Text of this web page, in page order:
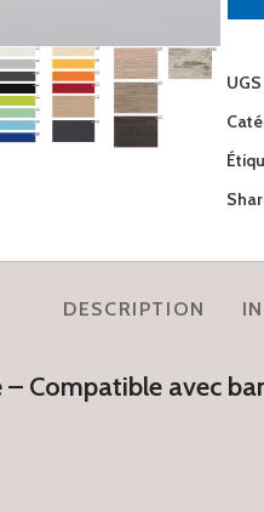
UGS
DESCRIPTION
– Compatible avec